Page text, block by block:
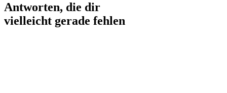
Antworten, die dir
vielleicht gerade fehlen